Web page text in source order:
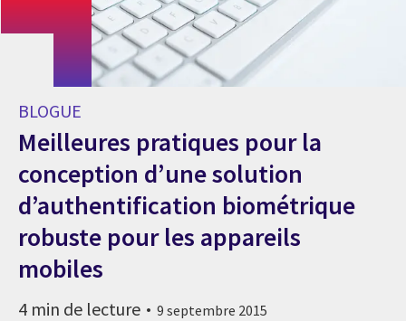
BLOGUE
Meilleures pratiques pour la
conception d’une solution
d’authentification biométrique
robuste pour les appareils
mobiles
4 min de lecture 9 septembre 2015